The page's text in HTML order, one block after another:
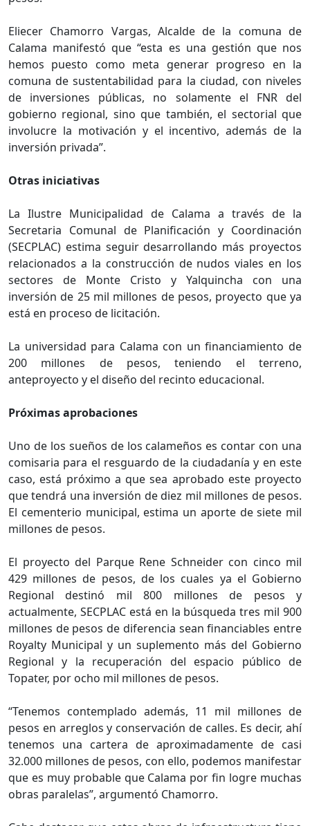
Eliecer Chamorro Vargas, Alcalde de la comuna de
Calama manifestó que “esta es una gestión que nos
hemos puesto como meta generar progreso en la
comuna de sustentabilidad para la ciudad, con niveles
de inversiones públicas, no solamente el FNR del
gobierno regional, sino que también, el sectorial que
involucre la motivación y el incentivo, además de la
inversión privada”.
Otras iniciativas
La Ilustre Municipalidad de Calama a través de la
Secretaria Comunal de Planificación y Coordinación
(SECPLAC) estima seguir desarrollando más proyectos
relacionados a la construcción de nudos viales en los
sectores de Monte Cristo y Yalquincha con una
inversión de 25 mil millones de pesos, proyecto que ya
está en proceso de licitación.
La universidad para Calama con un financiamiento de
200 millones de pesos, teniendo el terreno,
anteproyecto y el diseño del recinto educacional.
Próximas aprobaciones
Uno de los sueños de los calameños es contar con una
comisaria para el resguardo de la ciudadanía y en este
caso, está próximo a que sea aprobado este proyecto
que tendrá una inversión de diez mil millones de pesos.
El cementerio municipal, estima un aporte de siete mil
millones de pesos.
El proyecto del Parque Rene Schneider con cinco mil
429 millones de pesos, de los cuales ya el Gobierno
Regional destinó mil 800 millones de pesos y
actualmente, SECPLAC está en la búsqueda tres mil 900
millones de pesos de diferencia sean financiables entre
Royalty Municipal y un suplemento más del Gobierno
Regional y la recuperación del espacio público de
Topater, por ocho mil millones de pesos.
“Tenemos contemplado además, 11 mil millones de
pesos en arreglos y conservación de calles. Es decir, ahí
tenemos una cartera de aproximadamente de casi
32.000 millones de pesos, con ello, podemos manifestar
que es muy probable que Calama por fin logre muchas
obras paralelas”, argumentó Chamorro.